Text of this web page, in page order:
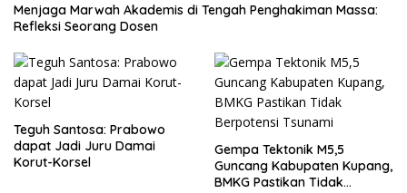
Menjaga Marwah Akademis di Tengah Penghakiman Massa:
Refleksi Seorang Dosen
Teguh Santosa: Prabowo
dapat Jadi Juru Damai
Korut-Korsel
Gempa Tektonik M5,5
Guncang Kabupaten Kupang,
BMKG Pastikan Tidak